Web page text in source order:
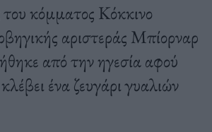
κόμματος Κόκκινο
αριστεράς Μπίορναρ
από την ηγεσία αφού
ένα ζευγάρι γυαλιών